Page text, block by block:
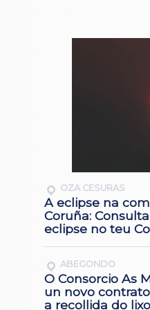
OZA CESURAS
A eclipse na
Coruña:
eclipse no teu
ABEGONDO
O Consorcio As
un novo
a recollida do